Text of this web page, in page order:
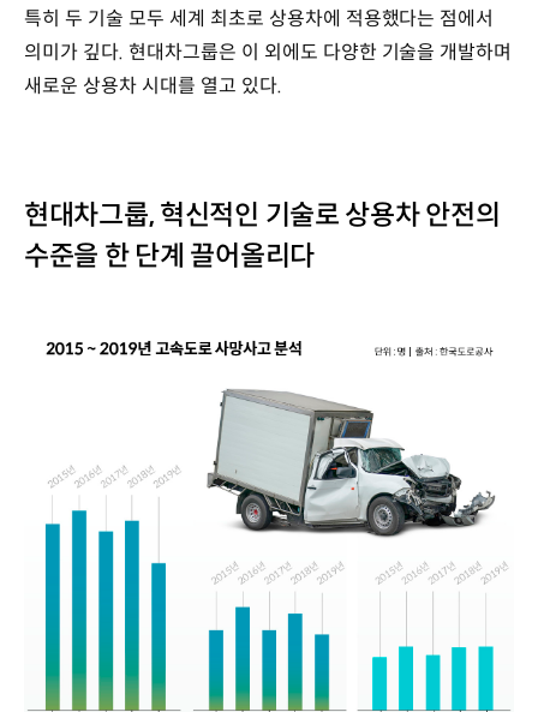
특히 두 기술 모두 세계 최초로 상용차에 적용했다는 점에서
의미가 깊다. 현대차그룹은 이 외에도 다양한 기술을 개발하며
새로운 상용차 시대를 열고 있다.
현대차그룹, 혁신적인 기술로 상용차 안전의
수준을 한 단계 끌어올리다